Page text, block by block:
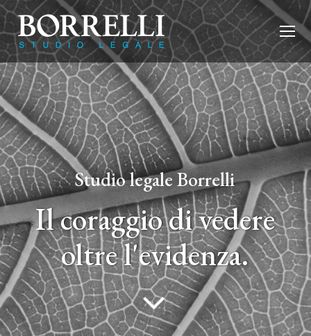
Il coraggio di vedere
oltre l'evidenza.
Studio legale Borrelli